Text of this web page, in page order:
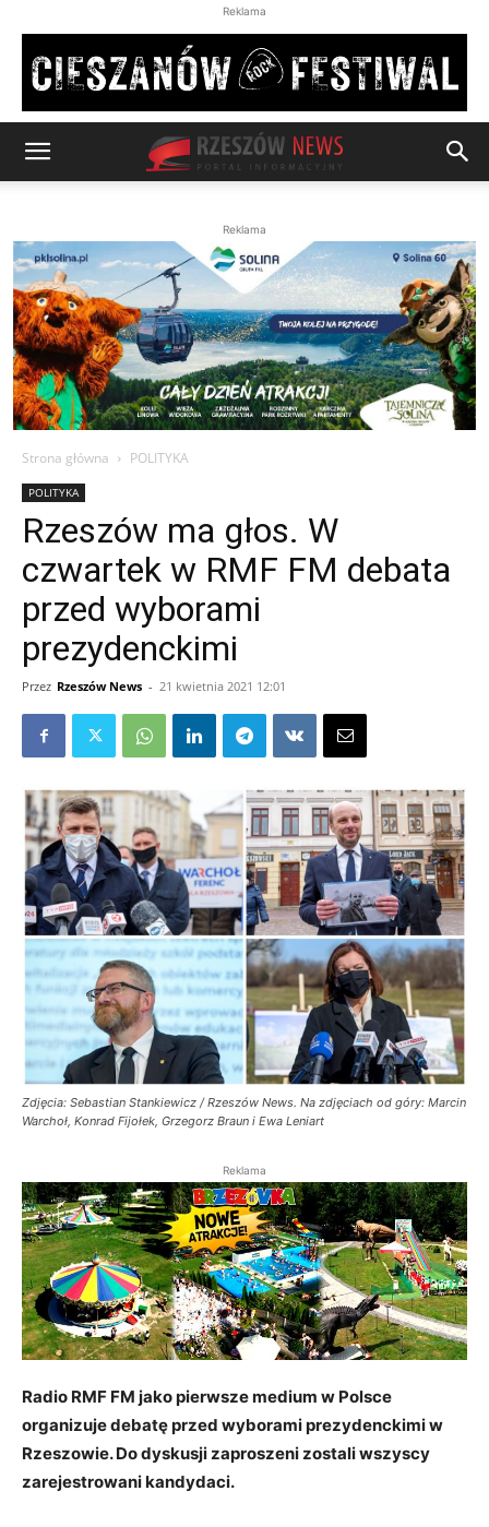
Reklama
Reklama
Strona główna POLITYKA
POLITYKA
Rzeszów ma głos. W
czwartek w RMF FM debata
przed wyborami
prezydenckimi
Przez Rzeszów News - 21 kwietnia 2021 12:01
Zdjęcia: Sebastian Stankiewicz / Rzeszów News. Na zdjęciach od góry: Marcin
Warchoł, Konrad Fijołek, Grzegorz Braun i Ewa Leniart
Reklama
Radio RMF FM jako pierwsze medium w Polsce
organizuje debatę przed wyborami prezydenckimi w
Rzeszowie. Do dyskusji zaproszeni zostali wszyscy
zarejestrowani kandydaci.